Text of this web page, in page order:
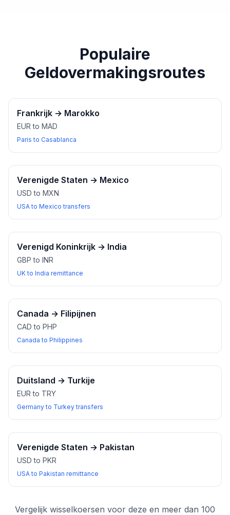
Populaire
Geldovermakingsroutes
Frankrijk → Marokko
EUR to MAD
Paris to Casablanca
Verenigde Staten → Mexico
USD to MXN
USA to Mexico transfers
Verenigd Koninkrijk → India
GBP to INR
UK to India remittance
Canada → Filipijnen
CAD to PHP
Canada to Philippines
Duitsland → Turkije
EUR to TRY
Germany to Turkey transfers
Verenigde Staten → Pakistan
USD to PKR
USA to Pakistan remittance
Vergelijk wisselkoersen voor deze en meer dan 100